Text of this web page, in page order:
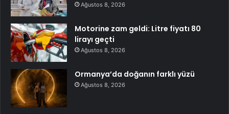
Ağustos 8, 2026
Motorine zam geldi: Litre fiyatı 80
lirayı geçti
Ağustos 8, 2026
Ormanya’da doğanın farklı yüzü
Ağustos 8, 2026